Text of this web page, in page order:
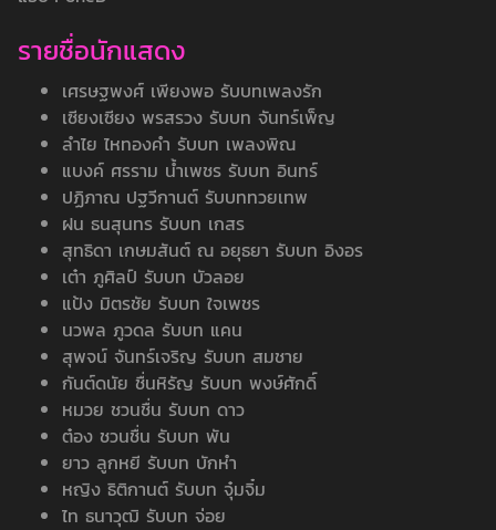
รายชื่อนักแสดง
เศรษฐพงศ์ เพียงพอ รับบทเพลงรัก
เซียงเซียง พรสรวง รับบท จันทร์เพ็ญ
ลำไย ไหทองคำ รับบท เพลงพิณ
แบงค์ ศรราม น้ำเพชร รับบท อินทร์
ปฏิภาณ ปฐวีกานต์ รับบททวยเทพ
ฝน ธนสุนทร รับบท เกสร
สุทธิดา เกษมสันต์ ณ อยุธยา รับบท อิงอร
เต๋า ภูศิลป์ รับบท บัวลอย
แป้ง มิตรชัย รับบท ใจเพชร
นวพล ภูวดล รับบท แคน
สุพจน์ จันทร์เจริญ รับบท สมชาย
กันต์ดนัย ชื่นหิรัญ รับบท พงษ์ศักดิ์
หมวย ชวนชื่น รับบท ดาว
ต๋อง ชวนชื่น รับบท พัน
ยาว ลูกหยี รับบท บักหำ
หญิง ธิติกานต์ รับบท จุ๋มจิ๋ม
ไท ธนาวุฒิ รับบท จ่อย